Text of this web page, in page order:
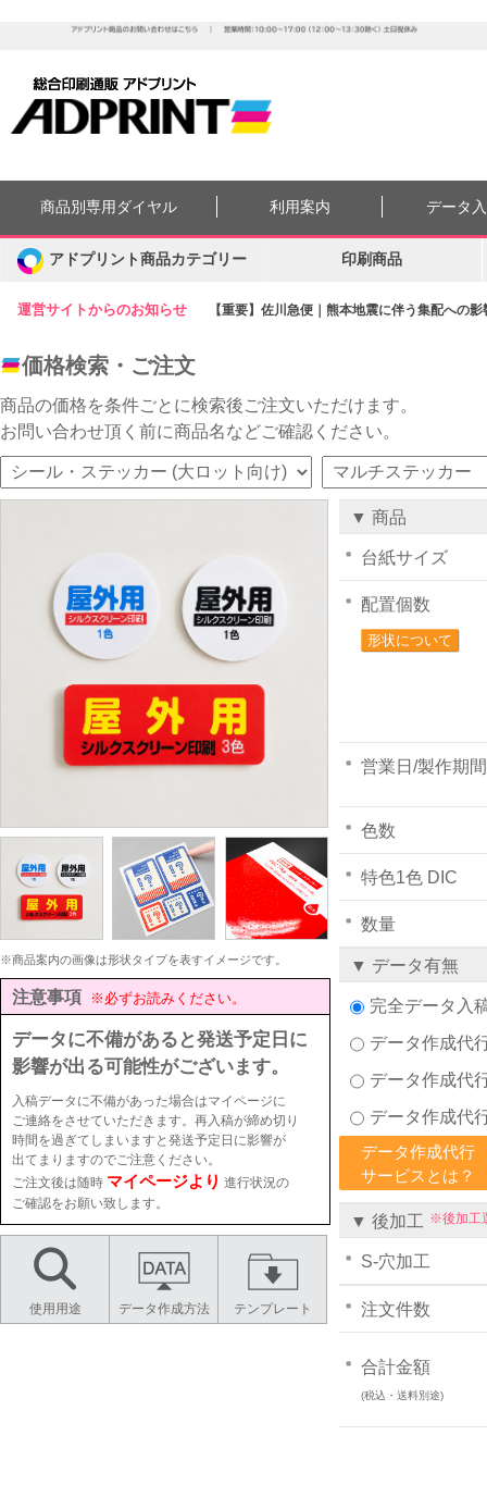
運営サイトからのお知らせ 【重要】佐川急便｜熊本地震に伴う集配への
商品別専用ダイヤル 利用案内 データ
アドプリント商品カテゴリー 印刷商品
価格検索・ご注文
商品の価格を条件ごとに検索後ご注文いただけます。
お問い合わせ頂く前に商品名などご確認ください。
※商品案内の画像は形状タイプを表すイメージです。
注意事項 ※必ずお読みください。
データに不備があると発送予定日に
影響が出る可能性がございます。
入稿データに不備があった場合はマイページに
ご連絡をさせていただきます。再入稿が締め切り
時間を過ぎてしまいますと発送予定日に影響が
出てまりますのでご注意ください。
ご注文後は随時 マイページより 進行状況の
ご確認をお願い致します。
使用用途 データ作成方法 テンプレート
▼ 商品
台紙サイズ
配置個数
形状について
営業日/製作期間
色数
特色1色 DIC
数量
▼ データ有無
完全データ入
データ作成代
データ作成代
データ作成代
データ作成代行
サービスとは？
▼ 後加工 ※後加工
S-穴加工
注文件数
合計金額
(税込・送料別途)